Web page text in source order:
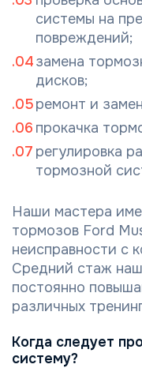
системы на
повреждений;
замена
дисков;
ремонт и
прокачка
регулировка
тормозной
Наши мастера
тормозов Ford
неисправности с
Средний стаж
постоянно
различных
Когда следует
систему?